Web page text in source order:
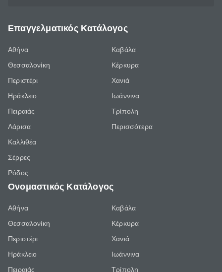
Επαγγελματικός Κατάλογος
Αθήνα
Θεσσαλονίκη
Περιστέρι
Ηράκλειο
Πειραιάς
Λάρισα
Καλλιθέα
Σέρρες
Ρόδος
Καβάλα
Κέρκυρα
Χανιά
Ιωάννινα
Τρίπολη
Περισσότερα
Ονομαστικός Κατάλογος
Αθήνα
Θεσσαλονίκη
Περιστέρι
Ηράκλειο
Πειραιάς
Καβάλα
Κέρκυρα
Χανιά
Ιωάννινα
Τρίπολη